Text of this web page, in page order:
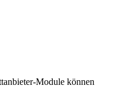
Module können